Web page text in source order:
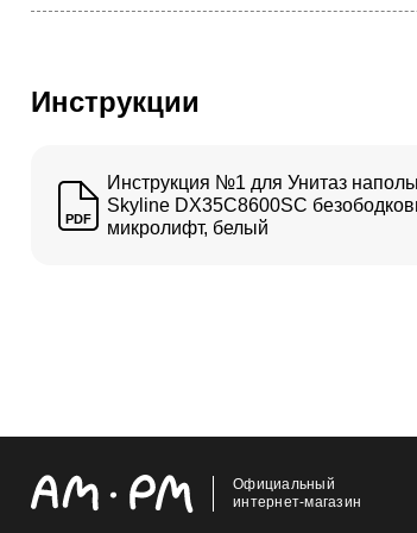
Инструкции
PDF
Инструкция №1 для Унитаз
Skyline DX35C8600SC
микролифт, белый
Официальный
интернет-магазин